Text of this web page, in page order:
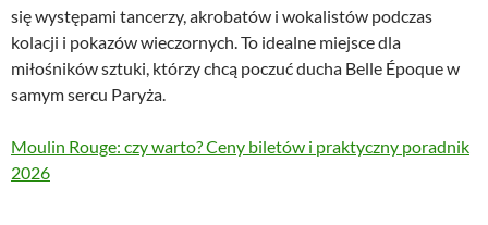
się występami tancerzy, akrobatów i wokalistów podczas
kolacji i pokazów wieczornych. To idealne miejsce dla
miłośników sztuki, którzy chcą poczuć ducha Belle Époque w
samym sercu Paryża.
Moulin Rouge: czy warto? Ceny biletów i praktyczny poradnik
2026